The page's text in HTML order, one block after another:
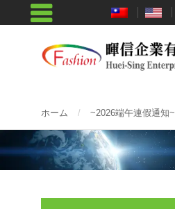
ホーム / ~2026端午連假通知~